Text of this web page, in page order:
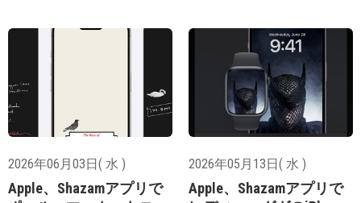
2026年06月03日( 水 )
Apple、Shazamアプリで
2026年05月13日( 水 )
Apple、Shazamアプリで